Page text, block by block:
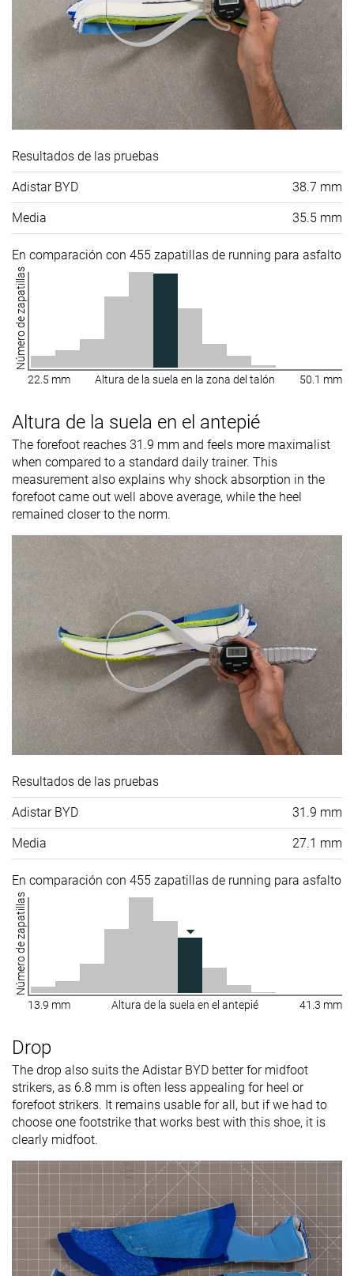
Resultados de las pruebas
Adistar BYD 38.7 mm
Media 35.5 mm
En comparación con 455 zapatillas de running para asfalto
Número de zapatillas
22.5 mm Altura de la suela en la zona del talón 50.1 mm
Altura de la suela en el antepié
The forefoot reaches 31.9 mm and feels more maximalist
when compared to a standard daily trainer. This
measurement also explains why shock absorption in the
forefoot came out well above average, while the heel
remained closer to the norm.
Resultados de las pruebas
Adistar BYD 31.9 mm
Media 27.1 mm
En comparación con 455 zapatillas de running para asfalto
Número de zapatillas
13.9 mm Altura de la suela en el antepié 41.3 mm
Drop
The drop also suits the Adistar BYD better for midfoot
strikers, as 6.8 mm is often less appealing for heel or
forefoot strikers. It remains usable for all, but if we had to
choose one footstrike that works best with this shoe, it is
clearly midfoot.